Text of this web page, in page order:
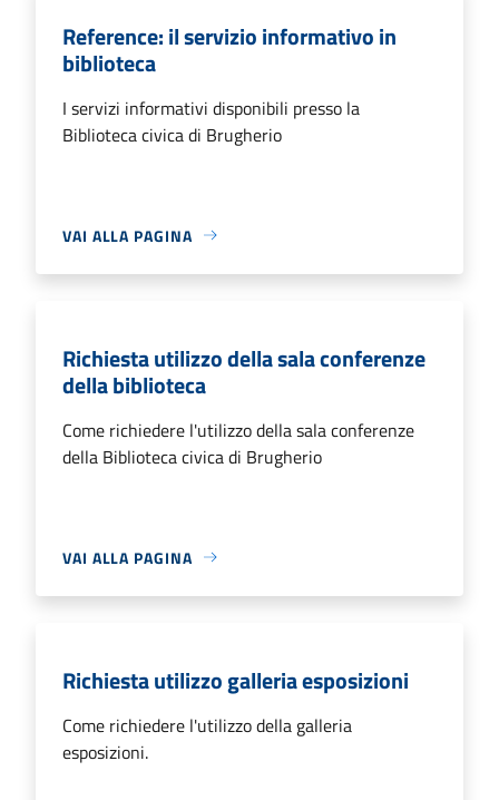
Reference: il servizio informativo in
biblioteca
I servizi informativi disponibili presso la
Biblioteca civica di Brugherio
VAI ALLA PAGINA
Richiesta utilizzo della sala conferenze
della biblioteca
Come richiedere l'utilizzo della sala conferenze
della Biblioteca civica di Brugherio
VAI ALLA PAGINA
Richiesta utilizzo galleria esposizioni
Come richiedere l'utilizzo della galleria
esposizioni.